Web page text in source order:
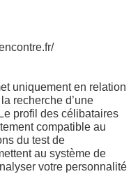
uniquement en relation
recherche d’une
profil des célibataires
compatible au
du test de
au système de
votre personnalité